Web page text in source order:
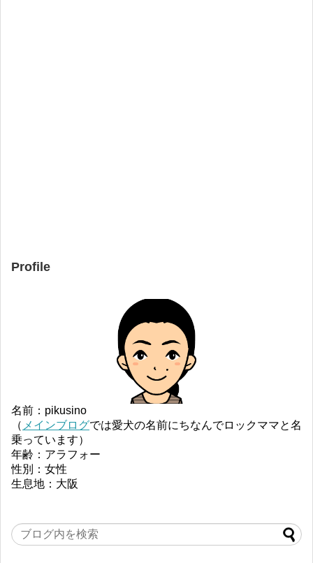
Profile
名前：pikusino
（ メインブログでは愛犬の名前にちなんでロックママと名
乗っています）
年齢：アラフォー
性別：女性
生息地：大阪